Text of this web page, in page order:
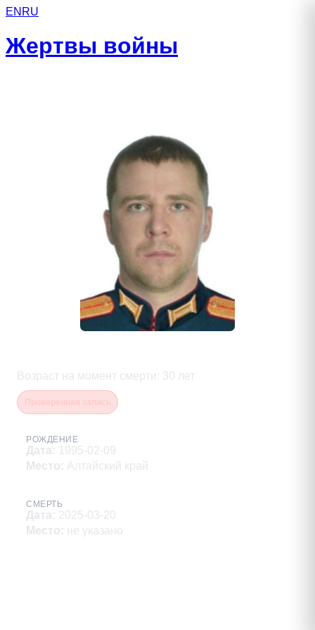
EN RU
Жертвы войны
Возраст на момент смерти : 30 лет
РОЖДЕНИЕ
Дата: 1995-02-09
Место: Алтайский край
СМЕРТЬ
Дата: 2025-03-20
Место: не указано